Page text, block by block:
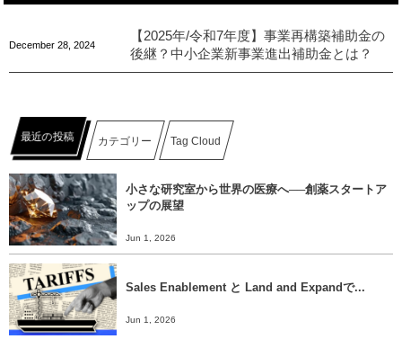
December 28 2024
【2025年/令和7年度】事業再構築補助金の
後継？中小企業新事業進出補助金とは？
最近の投稿 カテゴリー Tag Cloud
小さな研究室から世界の医療へ──創薬スタートア
ップの展望
Jun 1, 2026
Sales Enablement と Land and Expandで...
Jun 1, 2026